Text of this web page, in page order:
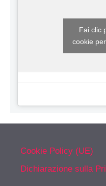
Fai clic
cookie
Cookie Policy (UE)
Dichiarazione sulla